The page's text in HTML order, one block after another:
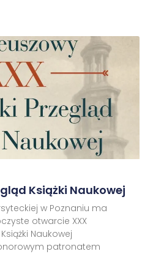
Książki Naukowej
w Poznaniu ma
otwarcie XXX
Naukowej
patronatem